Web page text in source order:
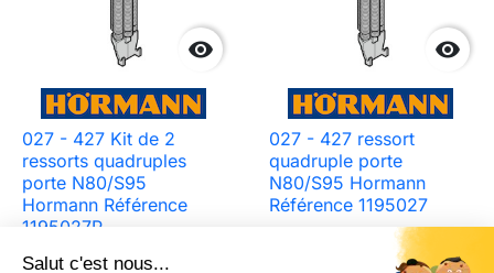

027 - 427 Kit de 2
ressorts quadruples
porte N80/S95
Hormann Référence
1195027P

027 - 427 ressort
quadruple porte
N80/S95 Hormann
Référence 1195027